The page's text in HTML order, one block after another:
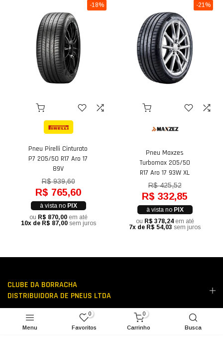
-18%
Pneu Pirelli Cinturato
P7 205/50 R17 Aro 17
89V
R$ 939,60
R$ 765,60
à vista no PIX
ou R$ 870,00 em até
10x de R$ 87,00sem juros
-21%
Pneu Maxzes
Turbomax 205/50
R17 Aro 17 93W XL
R$ 425,52
R$ 332,85
à vista no PIX
ou R$ 378,24 em até
7x de R$ 54,03 sem juros
CLUBE DA BORRACHA
DISTRIBUIDORA DE PNEUS LTDA
LINKS ÚTEIS
Menu
0
Favoritos
0
Carrinho Busca